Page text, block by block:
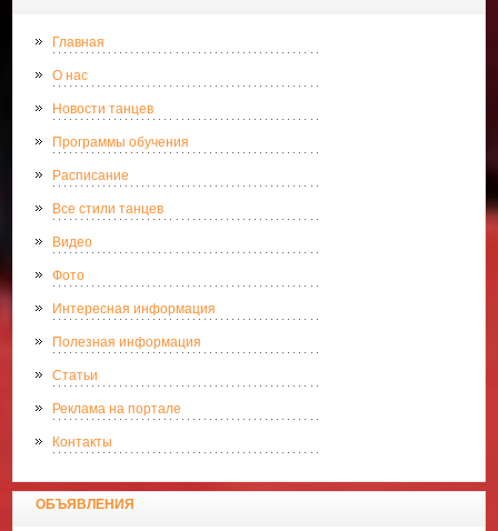
Главная
О нас
Новости танцев
Программы обучения
Расписание
Все стили танцев
Видео
Фото
Интересная информация
Полезная информация
Статьи
Реклама на портале
Контакты
ОБЪЯВЛЕНИЯ